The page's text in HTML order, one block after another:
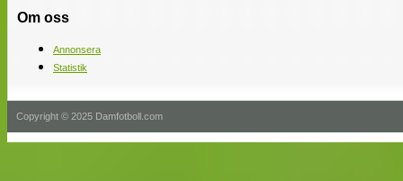
Om oss
Annonsera
Statistik
Copyright © 2025 Damfotboll.com